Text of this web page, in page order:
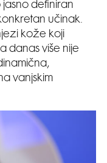
jasno definiran
učinak.
kože koji
danas više nije
vanjskim